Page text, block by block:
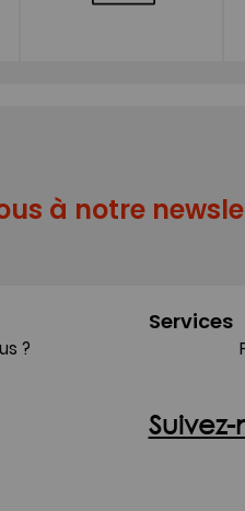
à notre
?
Services